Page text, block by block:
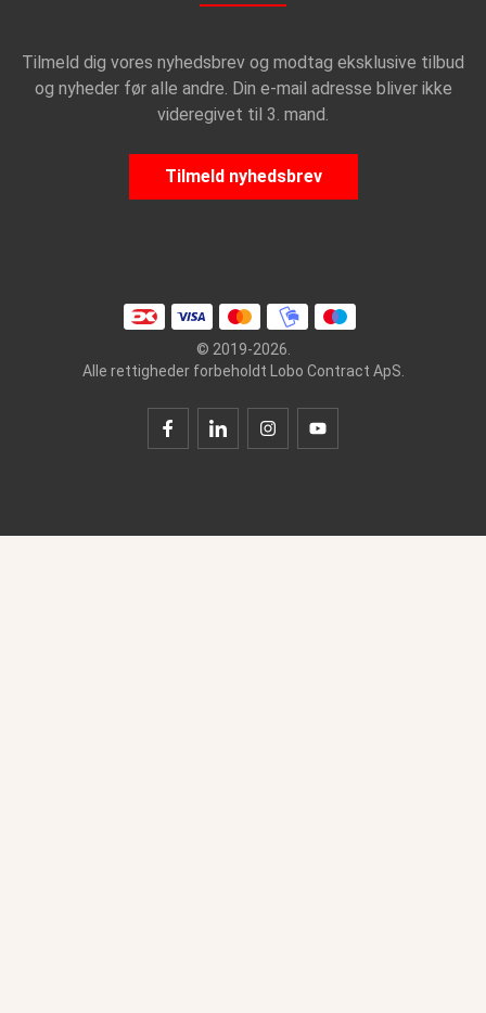
Tilmeld dig vores nyhedsbrev og modtag eksklusive tilbud
og nyheder før alle andre. Din e-mail adresse bliver ikke
videregivet til 3. mand.
Tilmeld nyhedsbrev
© 2019-2026.
Alle rettigheder forbeholdt Lobo Contract ApS.